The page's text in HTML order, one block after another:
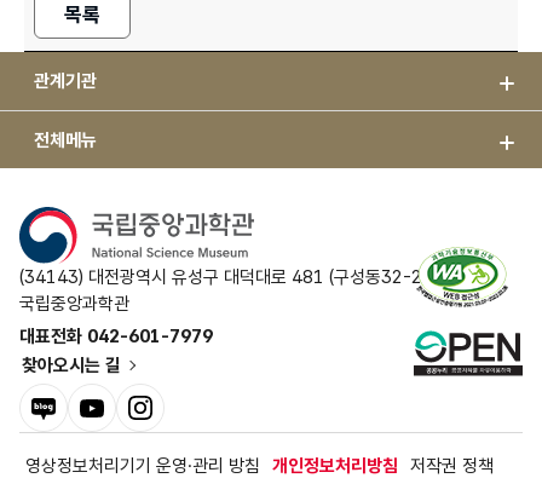
목록
관계기관
전체메뉴
(34143) 대전광역시 유성구 대덕대로 481 (구성동32-2)
국립중앙과학관
대표전화 042-601-7979
찾아오시는 길
블로그유튜브인스타그램
영상정보처리기기 운영·관리 방침 개인정보처리방침 저작권 정책